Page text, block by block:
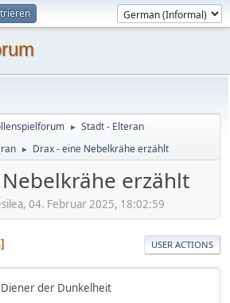
► Stadt - Elteran
► Drax - eine Nebelkrähe erzählt
erzählt
04. Februar 2025, 18:02:59
USER ACTIONS
Diener der Dunkelheit